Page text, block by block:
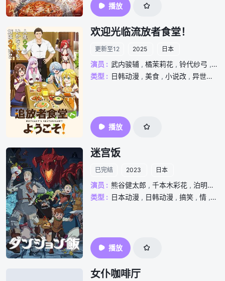
播放
欢迎光临流放者食堂！
更新至12 2025 日本
演员 : 武内骏辅 , 橘茉莉花 , 铃代纱弓 , 伊
类型 : 日韩动漫 , 美食 , 小说改 , 异世界
播放
迷宫饭
已完结 2023 日本
演员 : 熊谷健太郎 , 千本木彩花 , 泊明日菜
类型 : 日本动漫 , 日韩动漫 , 搞笑 , 情 , 美
播放
女仆咖啡厅